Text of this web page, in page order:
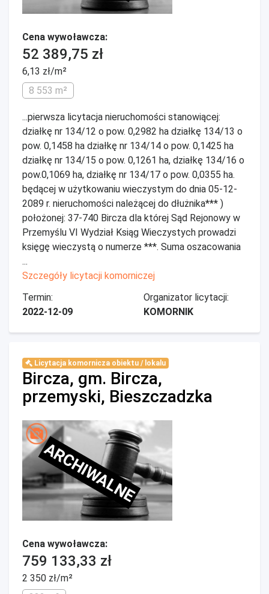
Cena wywoławcza:
52 389,75 zł
6,13 zł/m²
8 553 m²
...pierwsza licytacja nieruchomości stanowiącej:
działkę nr 134/12 o pow. 0,2982 ha działkę 134/13 o
pow. 0,1458 ha działkę nr 134/14 o pow. 0,1425 ha
działkę nr 134/15 o pow. 0,1261 ha, działkę 134/16 o
pow.0,1069 ha, działkę nr 134/17 o pow. 0,0355 ha.
będącej w użytkowaniu wieczystym do dnia 05-12-
2089 r. nieruchomości należącej do dłużnika*** )
położonej: 37-740 Bircza dla której Sąd Rejonowy w
Przemyślu VI Wydział Ksiąg Wieczystych prowadzi
księgę wieczystą o numerze ***. Suma oszacowania
...
Szczegóły licytacji komorniczej
Termin:
2022-12-09
Organizator licytacji:
KOMORNIK
Licytacja komornicza obiektu / lokalu
Bircza, gm. Bircza,
przemyski, Bieszczadzka
ARCHIWALNE
Cena wywoławcza:
759 133,33 zł
2 350 zł/m²